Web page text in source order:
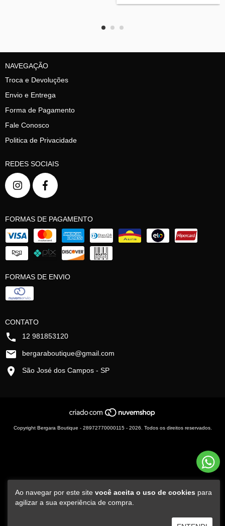
Ao navegar por este site você aceita o uso de cookies para
agilizar a sua experiência de compra.
NAVEGAÇÃO
Troca e Devoluções
Envio e Entrega
Forma de Pagamento
Fale Conosco
Politica de Privacidade
REDES SOCIAIS
FORMAS DE PAGAMENTO
FORMAS DE ENVIO
CONTATO
12 981853120
bergaraboutique@gmail.com
São José dos Campos - SP
Copyright Bergara Boutique - 28972770000115 - 2026. Todos os direitos reservados.